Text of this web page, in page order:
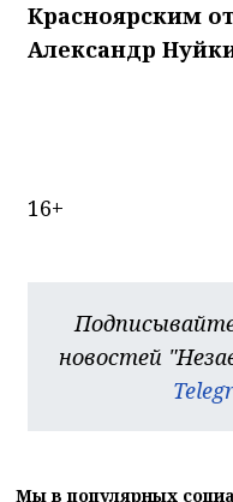
Красноярским
Александр
16+
новостей
Мы в популярных